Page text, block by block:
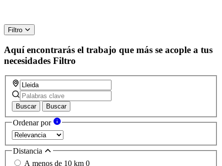
Filtro
Aquí encontrarás el trabajo que más se acople a tus
necesidades Filtro
Buscar Buscar
Ordenar por
Distancia
A menos de 10 km 0